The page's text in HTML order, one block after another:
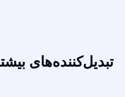
تبدیل‌کننده‌های